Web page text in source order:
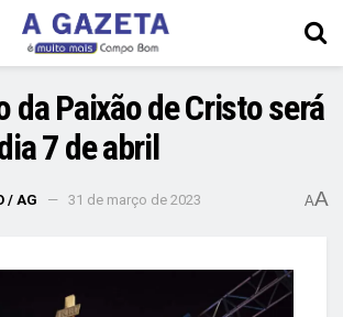
da Paixão de Cristo será
7 de abril
/ AG 31 de março de 2023 AA